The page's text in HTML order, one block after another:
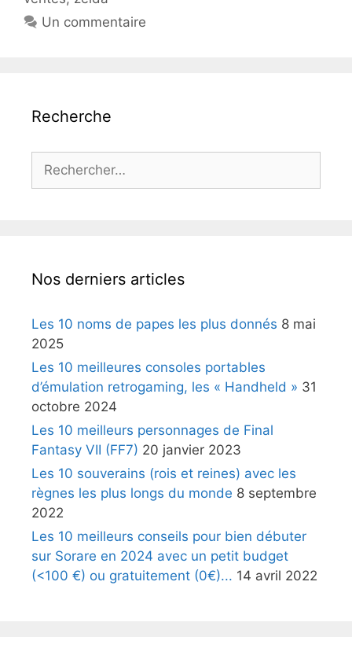
Un commentaire
Recherche
Rechercher :
Nos derniers articles
Les 10 noms de papes les plus donnés 8 mai
2025
Les 10 meilleures consoles portables
d’émulation retrogaming, les « Handheld » 31
octobre 2024
Les 10 meilleurs personnages de Final
Fantasy VII (FF7) 20 janvier 2023
Les 10 souverains (rois et reines) avec les
règnes les plus longs du monde 8 septembre
2022
Les 10 meilleurs conseils pour bien débuter
sur Sorare en 2024 avec un petit budget
(<100 €) ou gratuitement (0€)... 14 avril 2022